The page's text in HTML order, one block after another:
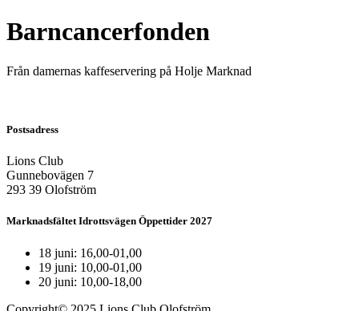
Barncancerfonden
Från damernas kaffeservering på Holje Marknad
Postsadress
Lions Club
Gunnebovägen 7
293 39 Olofström
Marknadsfältet Idrottsvägen Öppettider 2027
18 juni: 16,00-01,00
19 juni: 10,00-01,00
20 juni: 10,00-18,00